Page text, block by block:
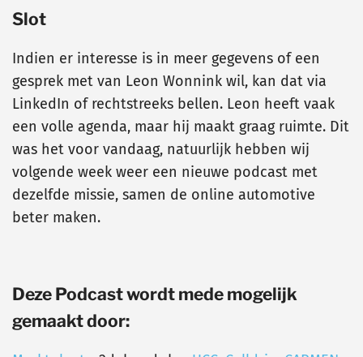
Slot
Indien er interesse is in meer gegevens of een
gesprek met van Leon Wonnink wil, kan dat via
LinkedIn of rechtstreeks bellen. Leon heeft vaak
een volle agenda, maar hij maakt graag ruimte. Dit
was het voor vandaag, natuurlijk hebben wij
volgende week weer een nieuwe podcast met
dezelfde missie, samen de online automotive
beter maken.
Deze Podcast wordt mede mogelijk
gemaakt door: